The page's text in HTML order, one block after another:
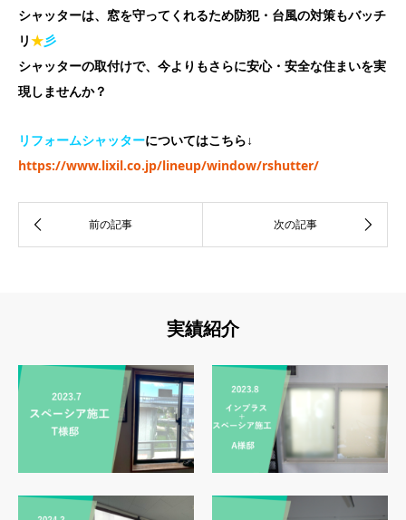
シャッターは、窓を守ってくれるため防犯・台風の対策もバッチ
リ★彡
シャッターの取付けで、今よりもさらに安心・安全な住まいを実
現しませんか？
リフォームシャッターについてはこちら↓
https://www.lixil.co.jp/lineup/window/rshutter/
実績紹介